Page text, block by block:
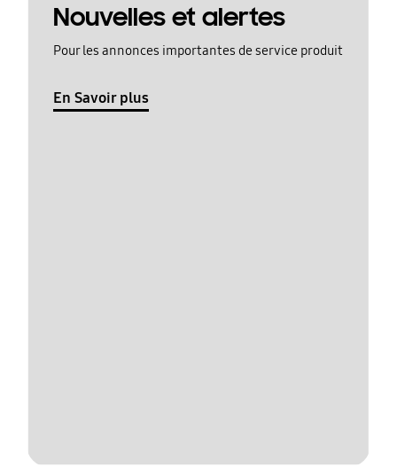
Nouvelles et alertes
Pour les annonces importantes de service produit
En Savoir plus